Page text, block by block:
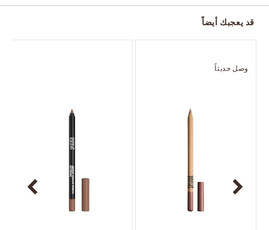
قد يعجبك أيضاً
وصل حديثاً